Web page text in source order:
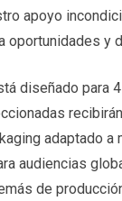
apoyo
oportunidades y
diseñado para
adaptado
audiencias
de